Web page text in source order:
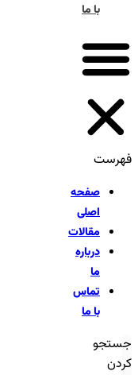
با ما
فهرست
صفحه
اصلی
مقالات
درباره
ما
تماس
با ما
جستجو
کردن